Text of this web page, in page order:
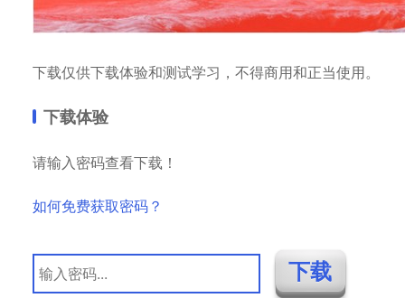
下载仅供下载体验和测试学习，不得商用和正当使用。
下载体验
请输入密码查看下载！
如何免费获取密码？